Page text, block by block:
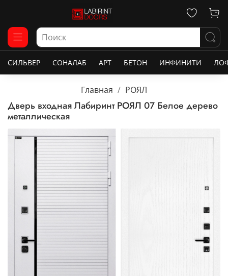
СИЛЬВЕР СОНАЛАБ АРТ БЕТОН ИНФИНИТИ
Главная РОЯЛ
Дверь входная Лабиринт РОЯЛ 07 Белое дерево
металлическая